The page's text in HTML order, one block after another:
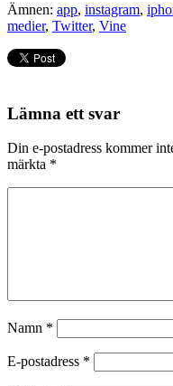
Ämnen: app, instagram,
medier, Twitter, Vine
Lämna ett svar
Din e-postadress kommer
märkta *
Namn *
E-postadress *